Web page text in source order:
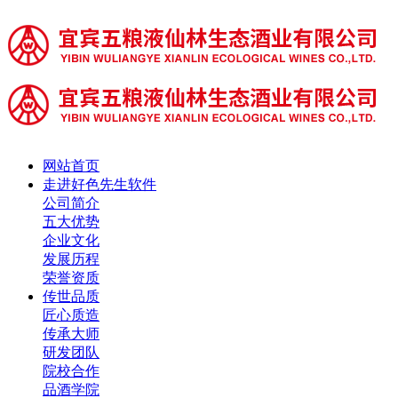
网站首页
走进好色先生软件
公司简介
五大优势
企业文化
发展历程
荣誉资质
传世品质
匠心质造
传承大师
研发团队
院校合作
品酒学院